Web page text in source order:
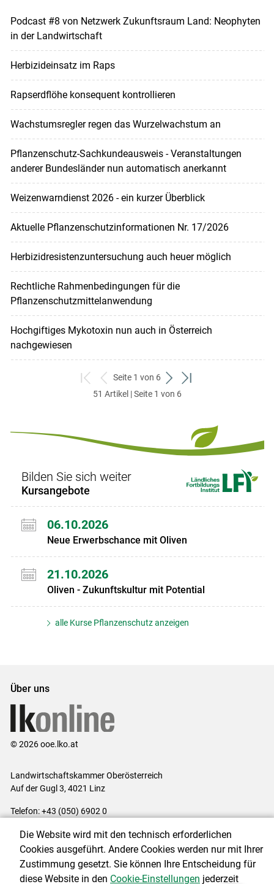
Podcast #8 von Netzwerk Zukunftsraum Land: Neophyten
in der Landwirtschaft
Herbizideinsatz im Raps
Rapserdflöhe konsequent kontrollieren
Wachstumsregler regen das Wurzelwachstum an
Pflanzenschutz-Sachkundeausweis - Veranstaltungen
anderer Bundesländer nun automatisch anerkannt
Weizenwarndienst 2026 - ein kurzer Überblick
Aktuelle Pflanzenschutzinformationen Nr. 17/2026
Herbizidresistenzuntersuchung auch heuer möglich
Rechtliche Rahmenbedingungen für die
Pflanzenschutzmittelanwendung
Hochgiftiges Mykotoxin nun auch in Österreich
nachgewiesen
zum
ersten
zurück
zum
Seite 1 von 6
weiter
zum
zum
51 Artikel | Seite 1 von 6
Bilden Sie sich weiter
Kursangebote
06.10.2026
Neue Erwerbschance mit Oliven
21.10.2026
Oliven - Zukunftskultur mit Potential
alle Kurse Pflanzenschutz anzeigen
Über uns
© 2026 ooe.lko.at
Landwirtschaftskammer Oberösterreich
Auf der Gugl 3, 4021 Linz
Telefon: +43 (050) 6902 0
Impressum|Kontakt|Gewinnspiele|Datenschutzerklärung |
Barrierefreiheit
Cookie-Einstellungen
Die Website wird mit den technisch erforderlichen
Cookies ausgeführt. Andere Cookies werden nur mit Ihrer
Zustimmung gesetzt. Sie können Ihre Entscheidung für
diese Website in den Cookie-Einstellungen jederzeit